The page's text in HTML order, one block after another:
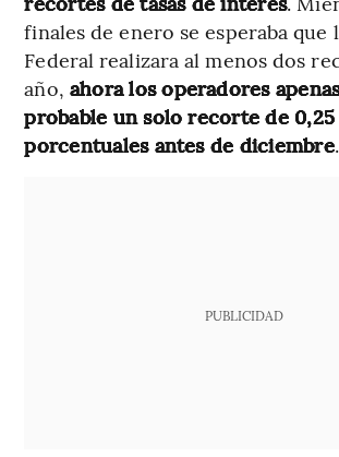
finales de enero se esperaba que
Federal realizara al menos dos
año, ahora los operadores
probable un solo recorte de
porcentuales antes de diciembre.
PUBLICIDAD